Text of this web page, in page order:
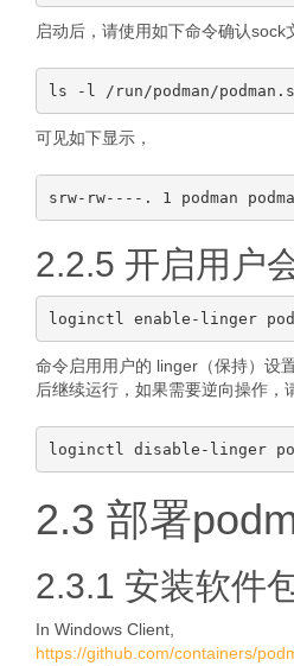
启动后，请使用如下命令确认sock
可见如下显示，
2.2.5 开启用户
命令启用用户的 linger（保持）设
后继续运行，如果需要逆向操作，
2.3 部署
2.3.1 安装软件
In Windows Client,
https://github.com/containers/